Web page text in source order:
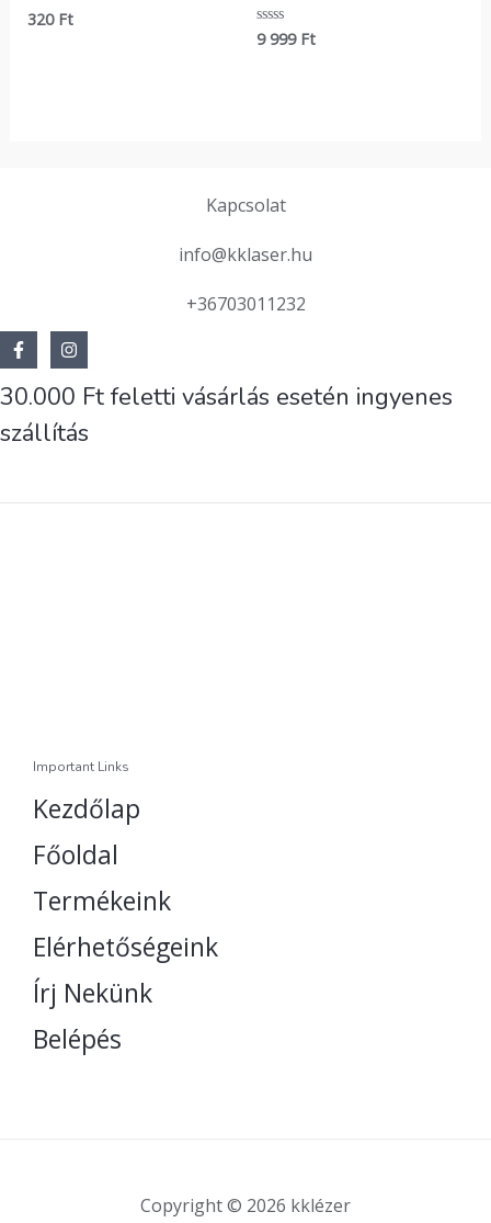
Értékelés:
320 Ft
Értékelés:
9 999 Ft
Kapcsolat
info@kklaser.hu
+36703011232
30.000 Ft feletti vásárlás esetén ingyenes
szállítás
Important Links
Kezdőlap
Főoldal
Termékeink
Elérhetőségeink
Írj Nekünk
Belépés
Copyright © 2026 kklézer